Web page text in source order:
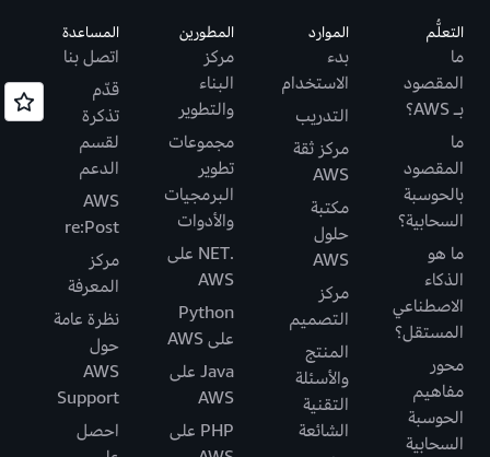
التعلُّم
ما
المقصود
بـ AWS؟
ما
المقصود
بالحوسبة
السحابية؟
ما هو
الذكاء
الاصطناعي
المستقل؟
محور
مفاهيم
الحوسبة
السحابية
الموارد
بدء
الاستخدام
التدريب
مركز ثقة
AWS
مكتبة
حلول
AWS
مركز
التصميم
المنتج
والأسئلة
التقنية
الشائعة
المطورين
مركز
البناء
والتطوير
مجموعات
تطوير
البرمجيات
والأدوات
.NET على
AWS
Python
على AWS
Java على
AWS
PHP على
المساعدة
اتصل بنا
قدّم
تذكرة
لقسم
الدعم
AWS
re:Post
مركز
المعرفة
نظرة عامة
حول
AWS
Support
احصل